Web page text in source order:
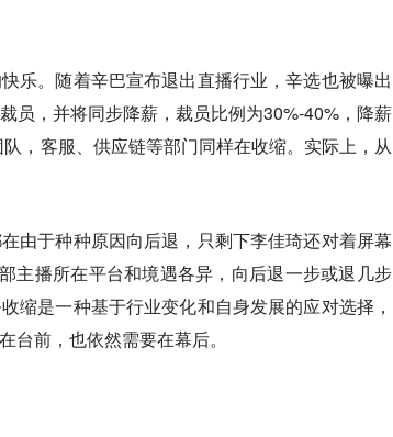
乐。随着辛巴宣布退出直播行业，辛选也被曝出
员，并将同步降薪，裁员比例为30%-40%，降薪
，客服、供应链等部门同样在收缩。实际上，从
由于种种原因向后退，只剩下李佳琦还对着屏幕
主播所在平台和境遇各异，向后退一步或退几步
缩是一种基于行业变化和自身发展的应对选择，
前，也依然需要在幕后。